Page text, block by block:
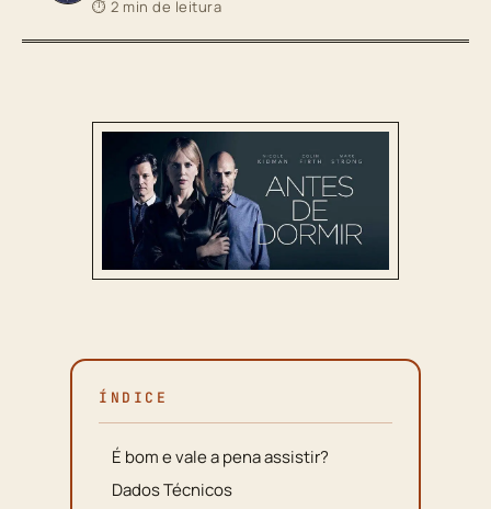
⏱ 2 min de leitura
ÍNDICE
É bom e vale a pena assistir?
Dados Técnicos